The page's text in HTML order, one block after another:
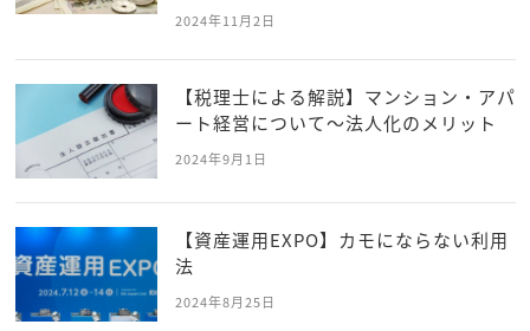
2024年11月2日
【税理士による解説】マンション・アパ
ート経営について～法人化のメリット
2024年9月1日
【資産運用EXPO】カモにならない利用
法
2024年8月25日